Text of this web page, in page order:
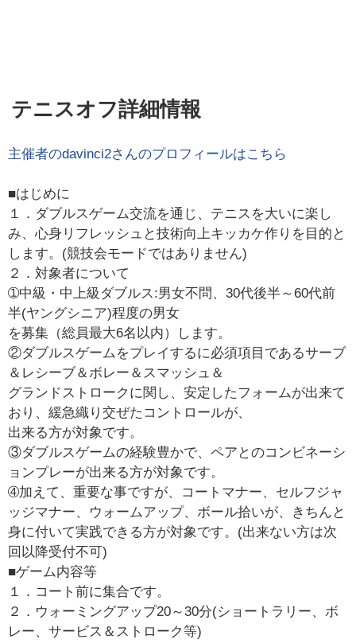
テニスオフ詳細情報
主催者のdavinci2さんのプロフィールはこちら
■はじめに
１．ダブルスゲーム交流を通じ、テニスを大いに楽し
み、心身リフレッシュと技術向上キッカケ作りを目的と
します。(競技会モードではありません)
２．対象者について
➀中級・中上級ダブルス:男女不問、30代後半～60代前
半(ヤングシニア)程度の男女
を募集（総員最大6名以内）します。
②ダブルスゲームをプレイするに必須項目であるサーブ
＆レシーブ＆ボレー＆スマッシュ＆
グランドストロークに関し、安定したフォームが出来て
おり、緩急織り交ぜたコントロールが、
出来る方が対象です。
③ダブルスゲームの経験豊かで、ペアとのコンビネーシ
ョンプレーが出来る方が対象です。
➃加えて、重要な事ですが、コートマナー、セルフジャ
ッジマナー、ウォームアップ、ボール拾いが、きちんと
身に付いて実践できる方が対象です。(出来ない方は次
回以降受付不可)
■ゲーム内容等
１．コート前に集合です。
２．ウォーミングアップ20～30分(ショートラリー、ボ
レー、サービス＆ストローク等)